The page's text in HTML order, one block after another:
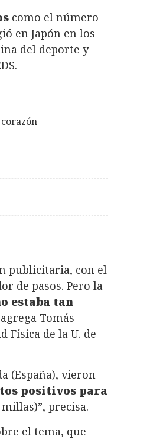
como el número
en Japón en los
del deporte y
publicitaria, con el
de pasos. Pero la
estaba tan
Tomás
Física de la U. de
(España), vieron
positivos para
precisa.
el tema, que